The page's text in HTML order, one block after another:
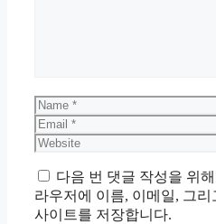
Name
Email
Website
다음 번 댓글 작성을 위해
라우저에 이름, 이메일, 그리
사이트를 저장합니다.